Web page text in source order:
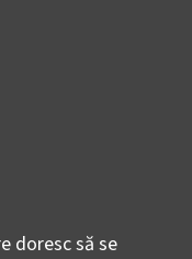
doresc să se